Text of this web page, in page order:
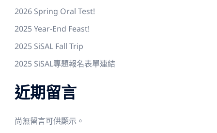
2026 Spring Oral Test!
2025 Year-End Feast!
2025 SiSAL Fall Trip
2025 SiSAL專題報名表單連結
近期留言
尚無留言可供顯示。